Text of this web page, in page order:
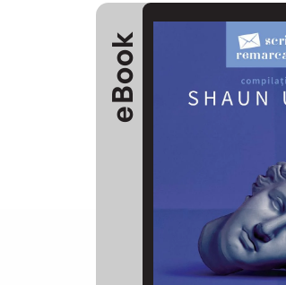
eBook